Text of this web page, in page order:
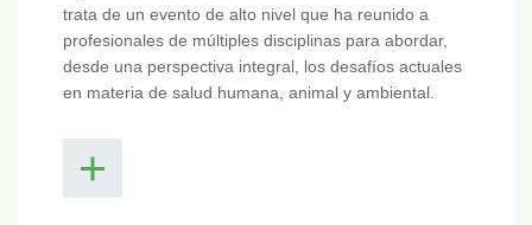
trata de un evento de alto nivel que ha reunido a
profesionales de múltiples disciplinas para abordar,
desde una perspectiva integral, los desafíos actuales
en materia de salud humana, animal y ambiental.